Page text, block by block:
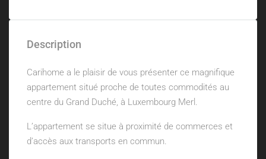
Description
Carihome a le plaisir de vous présenter ce magnifique
appartement situé proche de toutes commodités au
centre du Grand Duché, à Luxembourg Merl.
L’appartement se situe à proximité de commerces et
d’accès aux transports en commun.